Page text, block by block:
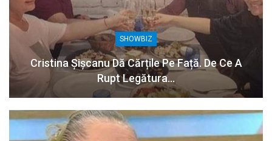
SHOWBIZ
Cristina Șișcanu Dă Cărțile Pe Față. De Ce A
Rupt Legătura…